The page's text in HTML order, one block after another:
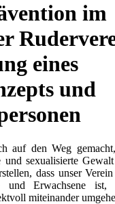
im
eines
und
auf den Weg
und sexualisierte
dass unser
und Erwachsene
miteinander